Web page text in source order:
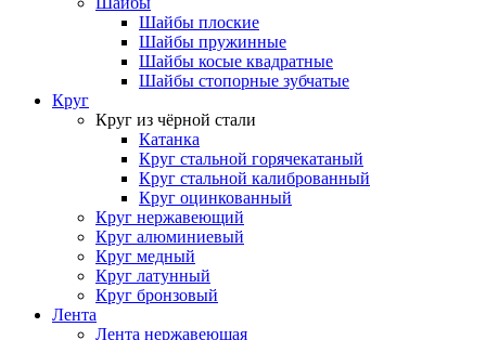
Шайбы плоские
Шайбы пружинные
Шайбы косые квадратные
Шайбы стопорные зубчатые
Круг
Круг из чёрной стали
Катанка
Круг стальной горячекатаный
Круг стальной калиброванный
Круг оцинкованный
Круг нержавеющий
Круг алюминиевый
Круг медный
Круг латунный
Круг бронзовый
Лента
Лента нержавеющая